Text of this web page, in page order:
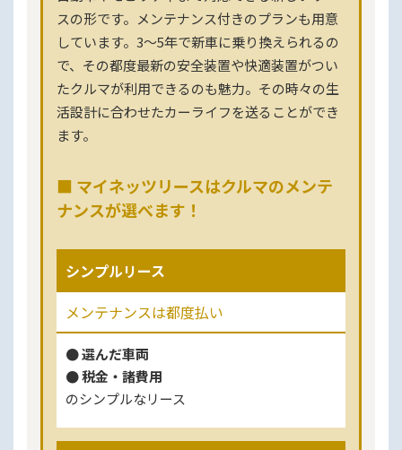
スの形です。メンテナンス付きのプランも用意
しています。3〜5年で新車に乗り換えられるの
で、その都度最新の安全装置や快適装置がつい
たクルマが利用できるのも魅力。その時々の生
活設計に合わせたカーライフを送ることができ
ます。
■ マイネッツリースはクルマのメンテ
ナンスが選べます！
シンプルリース
メンテナンスは都度払い
● 選んだ車両
● 税金・諸費用
のシンプルなリース